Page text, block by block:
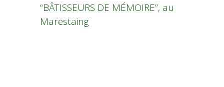
“BÂTISSEURS DE MÉMOIRE”, au
Marestaing